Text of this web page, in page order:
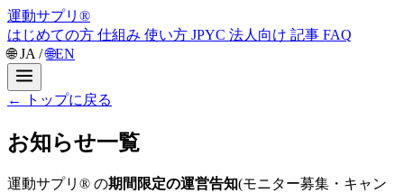
運動サプリ ®
はじめての方 仕組み 使い方 JPYC 法人向け 記事 FAQ
🌐 JA / 🌐EN
← トップに戻る
お知らせ一覧
運動サプリ® の期間限定の運営告知(モニター募集・キャン